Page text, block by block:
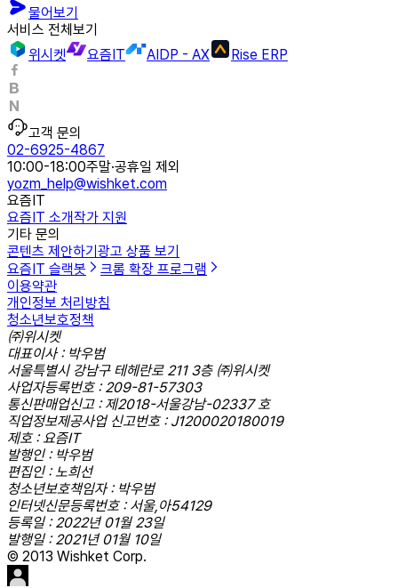
물어보기
서비스 전체보기
위시켓
요즘IT AIDP - AX Rise ERP
고객 문의
02-6925-4867
10:00-18:00주말·공휴일 제외
yozm_help@wishket.com
요즘IT
요즘IT 소개작가 지원
기타 문의
콘텐츠 제안하기 광고 상품 보기
요즘IT 슬랙봇
크롬 확장 프로그램
이용약관
개인정보 처리방침
청소년보호정책
㈜위시켓
대표이사 : 박우범
서울특별시 강남구 테헤란로 211 3층 ㈜위시켓
사업자등록번호 : 209-81-57303
통신판매업신고 : 제2018-서울강남-02337 호
직업정보제공사업 신고번호 : J1200020180019
제호 : 요즘IT
발행인 : 박우범
편집인 : 노희선
청소년보호책임자 : 박우범
인터넷신문등록번호 : 서울,아54129
등록일 : 2022년 01월 23일
발행일 : 2021년 01월 10일
© 2013 Wishket Corp.